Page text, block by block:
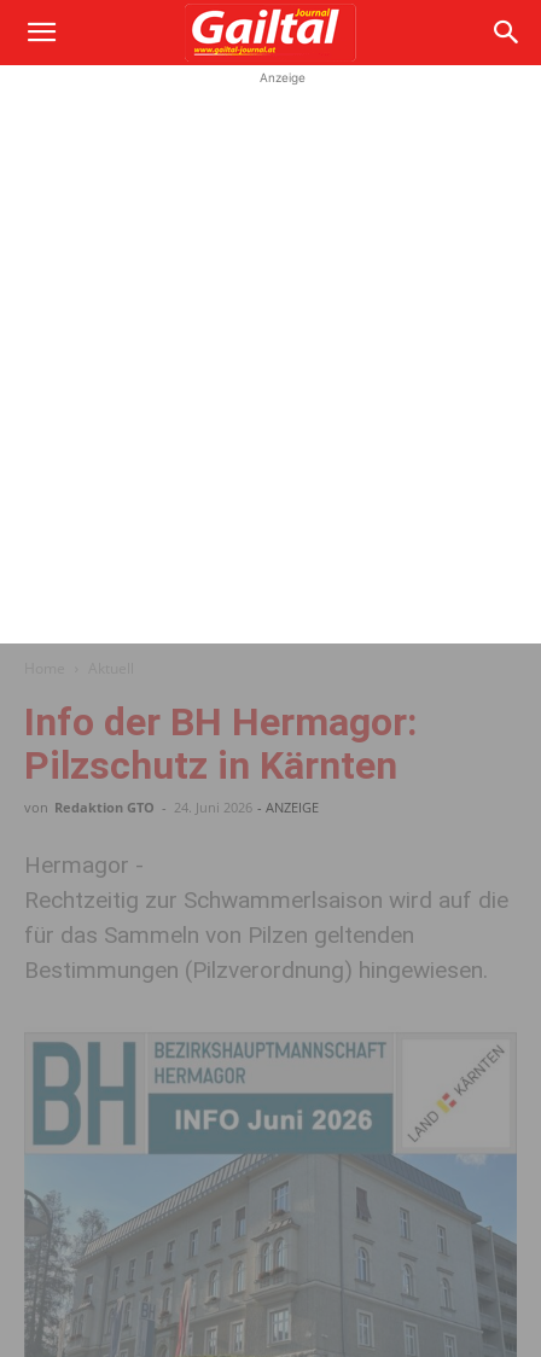
Anzeige
Info der BH Hermagor:
Pilzschutz in Kärnten
von Redaktion GTO - 24. Juni 2026 - ANZEIGE
Hermagor -
Rechtzeitig zur Schwammerlsaison wird auf die
für das Sammeln von Pilzen geltenden
Bestimmungen (Pilzverordnung) hingewiesen.